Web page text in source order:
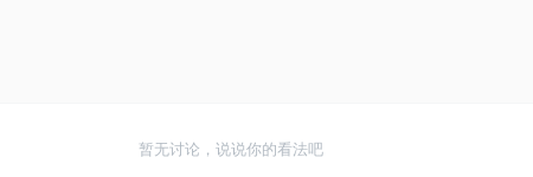
暂无讨论，说说你的看法吧